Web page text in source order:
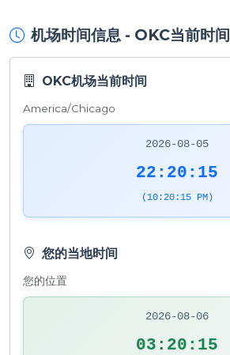
机场时间信息 - OKC当前时间
OKC机场当前时间
America/Chicago
2026-08-05
22:20:15
(10:20:15 PM)
您的当地时间
您的位置
2026-08-06
03:20:15